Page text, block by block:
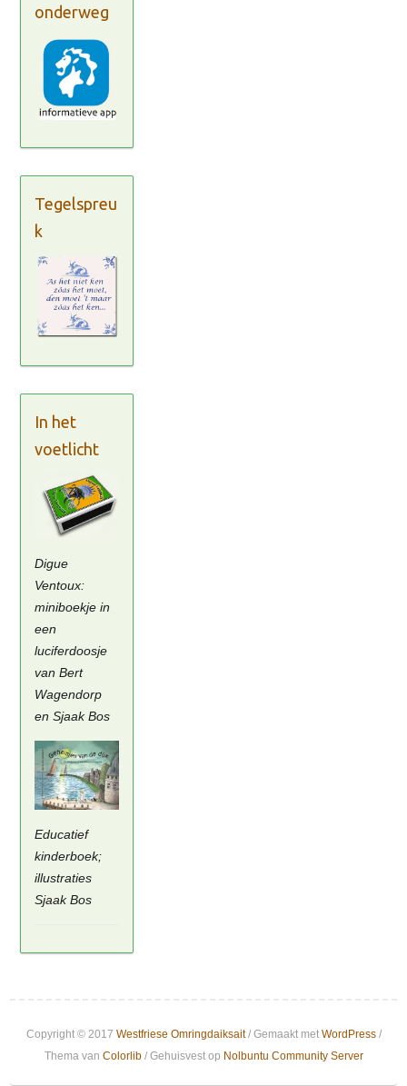
onderweg
Tegelspreu
k
In het
voetlicht
Digue
Ventoux:
miniboekje in
een
luciferdoosje
van Bert
Wagendorp
en Sjaak Bos
Educatief
kinderboek;
illustraties
Sjaak Bos
Copyright © 2017 Westfriese Omringdaiksait/ Gemaakt met WordPress/
Thema van Colorlib/ Gehuisvest op Nolbuntu Community Server